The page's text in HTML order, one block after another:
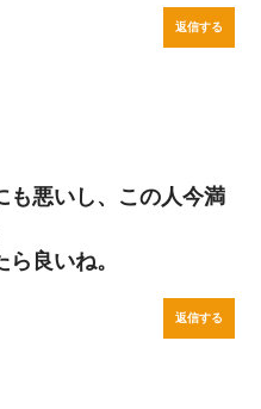
返信する
も悪いし、この人今満
良いね。
返信する